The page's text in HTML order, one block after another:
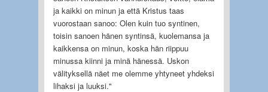
ja kaikki on minun ja että Kristus taas
vuorostaan sanoo: Olen kuin tuo syntinen,
toisin sanoen hänen syntinsä, kuolemansa ja
kaikkensa on minun, koska hän riippuu
minussa kiinni ja minä hänessä. Uskon
välityksellä näet me olemme yhtyneet yhdeksi
lihaksi ja luuksi."